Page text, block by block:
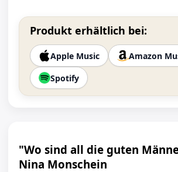
Produkt erhältlich bei:
Apple Music
Amazon
Spotify
"Wo sind all die guten
Nina Monschein